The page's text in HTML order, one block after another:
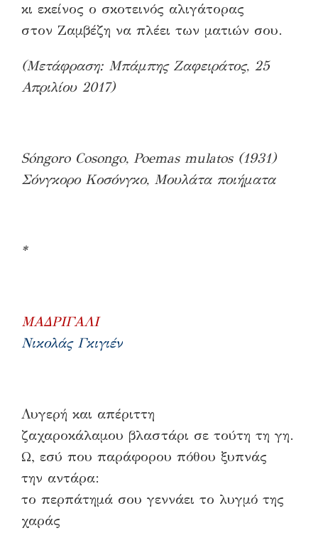
κι εκείνος ο σκοτεινός αλιγάτορας
στον Ζαμβέζη να πλέει των ματιών σου.
(Μετάφραση: Μπάμπης Ζαφειράτος, 25
Απριλίου 2017)
Sóngoro Cosongo, Poemas mulatos (1931)
Σόνγκορο Κοσόνγκο, Μουλάτα ποιήματα
*
ΜΑΔΡΙΓΑΛΙ
Νικολάς Γκιγιέν
Λυγερή και απέριττη
ζαχαροκάλαμου βλαστάρι σε τούτη τη γη.
Ω, εσύ που παράφορου πόθου ξυπνάς
την αντάρα:
το περπάτημά σου γεννάει το λυγμό της
χαράς